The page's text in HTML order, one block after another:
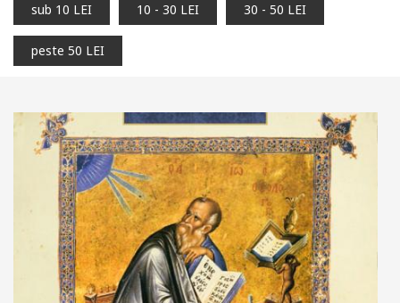
sub 10 LEI 10 - 30 LEI 30 - 50 LEI
peste 50 LEI